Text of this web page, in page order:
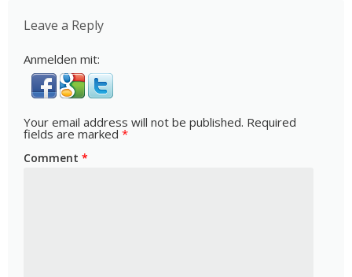
Leave a Reply
Anmelden mit:
Your email address will not be published. Required
fields are marked *
Comment *